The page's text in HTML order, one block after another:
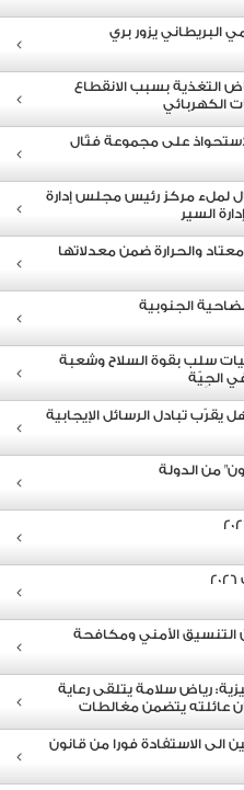
البريطاني يزور بري
التغذية بسبب الانقطاع
الكهربائي
لملء مركز رئيس مجلس إدارة
السير
والحرارة ضمن معدلاتها
الجنوبية
سلب بقوة السلاح وشعبة
الجِيّة
تبادل الرسائل الإيجابية
من الدولة
التنسيق الأمني ومكافحة
رياض سلامة يتلقى رعاية
عائلته يتضمن مغالطات
الى الاستفادة فورا من قانون